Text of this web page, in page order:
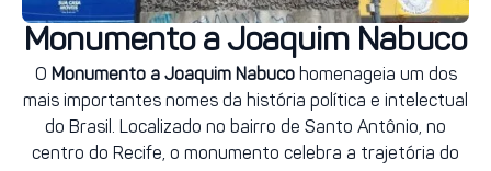
Monumento a Joaquim Nabuco
O Monumento a Joaquim Nabucohomenageia um dos
mais importantes nomes da história política e intelectual
do Brasil. Localizado no bairro de Santo Antônio, no
centro do Recife, o monumento celebra a trajetória do